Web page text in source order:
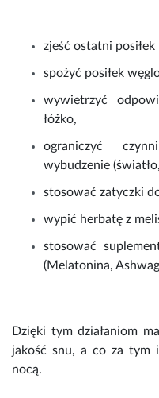
zjeść ostatni
spożyć posiłek
wywietrzyć
łóżko,
ograniczyć
wybudzenie
stosować zatyczki
wypić herbatę z
stosować
(Melatonina,
Dzięki tym działaniom
jakość snu, a co za tym
nocą.